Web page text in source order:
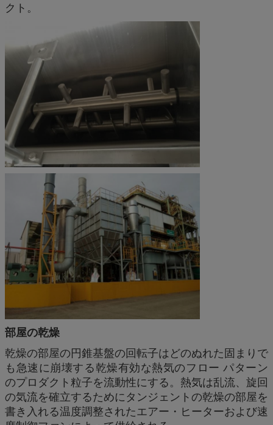
クト。
部屋の乾燥
乾燥の部屋の円錐基盤の回転子はどのぬれた固まりで
も急速に崩壊する乾燥有効な熱気のフロー パターン
のプロダクト粒子を流動性にする。熱気は乱流、旋回
の気流を確立するためにタンジェントの乾燥の部屋を
書き入れる温度調整されたエアー・ヒーターおよび速